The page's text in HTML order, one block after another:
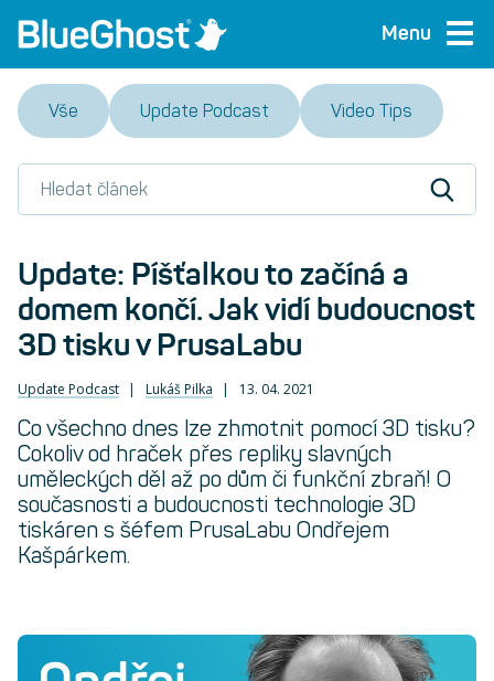
Menu
Vše Update Podcast Video Tips
Update: Píšťalkou to začíná a
domem končí. Jak vidí budoucnost
3D tisku v PrusaLabu
Update Podcast Lukáš Pilka 13. 04. 2021
Co všechno dnes lze zhmotnit pomocí 3D tisku?
Cokoliv od hraček přes repliky slavných
uměleckých děl až po dům či funkční zbraň! O
současnosti a budoucnosti technologie 3D
tiskáren s šéfem PrusaLabu Ondřejem
Kašpárkem.